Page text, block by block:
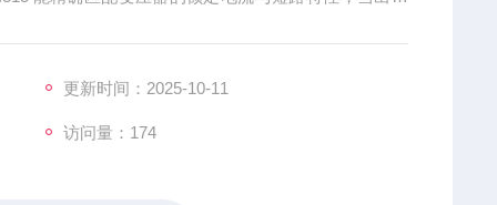
更新时间：2025-10-11
访问量：174